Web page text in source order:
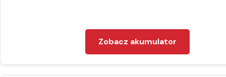
Zobacz akumulator